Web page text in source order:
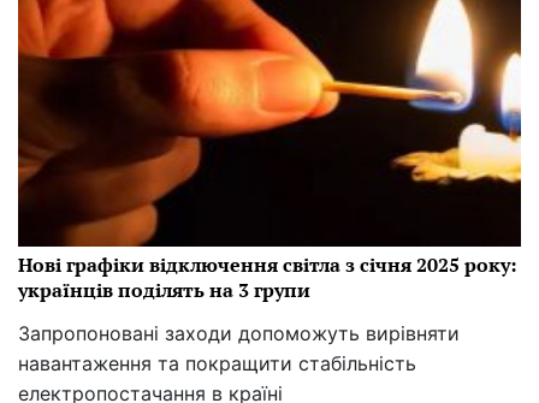
Нові графіки відключення світла з січня 2025 року:
українців поділять на 3 групи
Запропоновані заходи допоможуть вирівняти
навантаження та покращити стабільність
електропостачання в країні